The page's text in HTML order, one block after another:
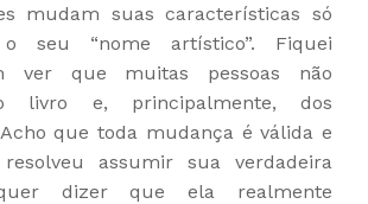
mudam suas características só
seu “nome artístico”. Fiquei
ver que muitas pessoas não
livro e, principalmente, dos
que toda mudança é válida e
assumir sua verdadeira
dizer que ela realmente